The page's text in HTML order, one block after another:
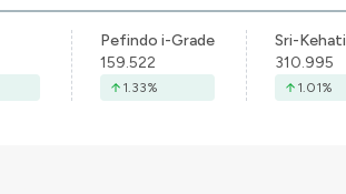
Pefindo i-Grade
159.522
1.33%
Sri-Kehati
310.995
1.01%